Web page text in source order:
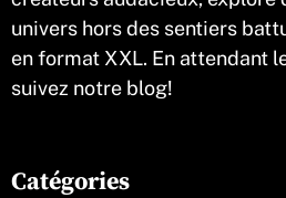
univers hors des sentiers
en format XXL. En attendant
suivez notre blog!
Catégories